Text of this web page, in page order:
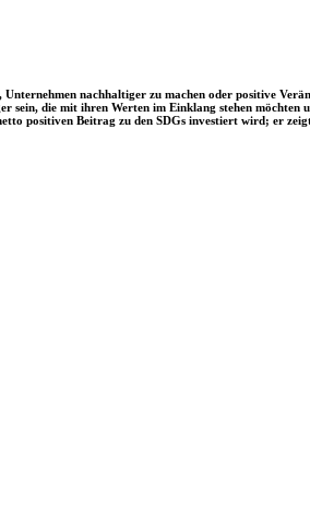
nachhaltiger zu machen oder positive
die mit ihren Werten im Einklang stehen
positiven Beitrag zu den SDGs investiert wird; er